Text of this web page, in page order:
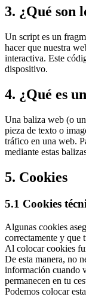
3. ¿Qué son
Un script es un
hacer que nuestra
interactiva. Este
dispositivo.
4. ¿Qué es
Una baliza web (o
pieza de texto o
tráfico en una web.
mediante estas
5. Cookies
5.1 Cookies
Algunas cookies
correctamente y que
Al colocar cookies
De esta manera, no
información cuando
permanecen en tu
Podemos colocar